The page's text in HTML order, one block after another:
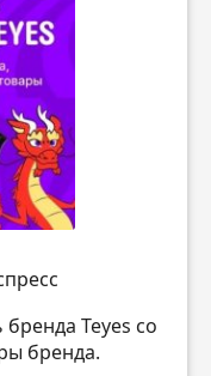
Teyes со
бренда.